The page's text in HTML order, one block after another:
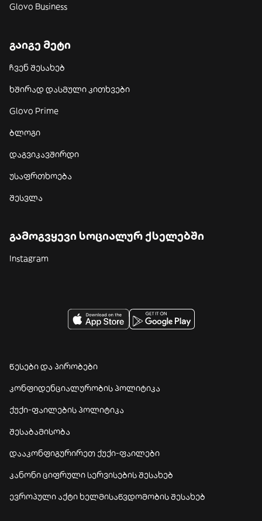
Glovo Business
გაიგე მეტი
ჩვენ შესახებ
ხშირად დასმული კითხვები
Glovo Prime
ბლოგი
დაგვიკავშირდი
უსაფრთხოება
შესვლა
გამოგვყევი სოციალურ ქსელებში
Instagram
წესები და პირობები
კონფიდენციალურობის პოლიტიკა
ქუქი-ფაილების პოლიტიკა
შესაბამისობა
დააკონფიგურირეთ ქუქი-ფაილები
კანონი ციფრული სერვისების შესახებ
ევროპული აქტი ხელმისაწვდომობის შესახებ